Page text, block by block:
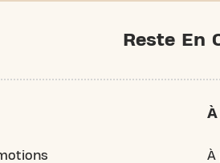
Reste En
À